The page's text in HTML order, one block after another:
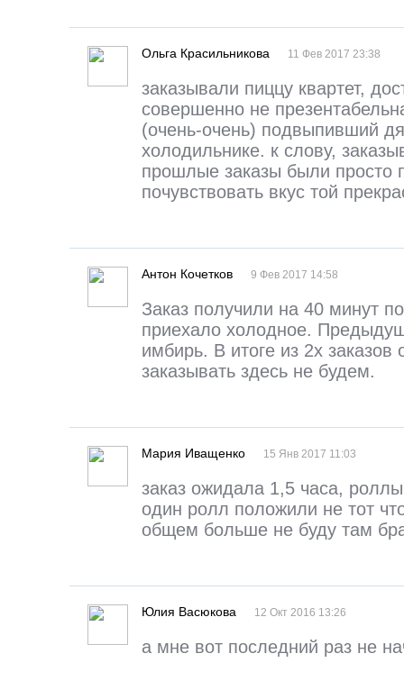
Ольга Красильникова 11 Фев 2017 23:38
заказывали пиццу квартет,
совершенно не
(очень-очень) подвыпивший
холодильнике. к слову,
прошлые заказы были просто
почувствовать вкус той
Антон Кочетков 9 Фев 2017 14:58
Заказ получили на 40 минут
приехало холодное.
имбирь. В итоге из 2х
заказывать здесь не будем.
Мария Иващенко 15 Янв 2017 11:03
заказ ожидала 1,5 часа,
один ролл положили не тот
общем больше не буду там
Юлия Васюкова 12 Окт 2016 13:26
а мне вот последний раз не